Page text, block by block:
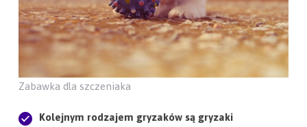
Zabawka dla szczeniaka
Kolejnym rodzajem gryzaków są gryzaki